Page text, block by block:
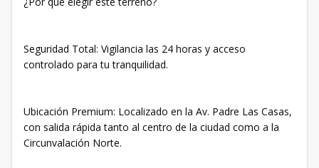
​Seguridad Total: Vigilancia las 24 horas y acceso
controlado para tu tranquilidad.
​Ubicación Premium: Localizado en la Av. Padre Las Casas,
con salida rápida tanto al centro de la ciudad como a la
Circunvalación Norte.